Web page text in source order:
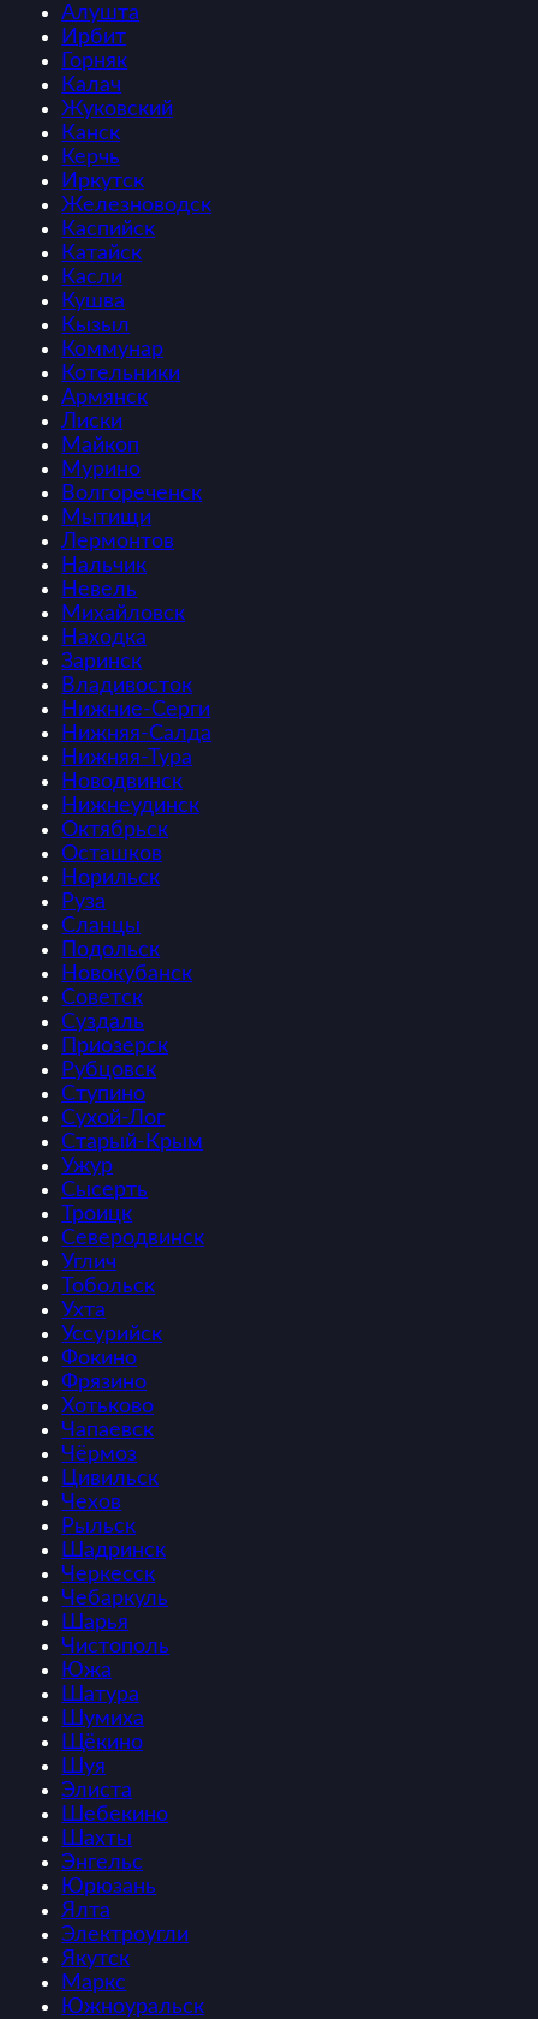
Алушта
Ирбит
Горняк
Калач
Жуковский
Канск
Керчь
Иркутск
Железноводск
Каспийск
Катайск
Касли
Кушва
Кызыл
Коммунар
Котельники
Армянск
Лиски
Майкоп
Мурино
Волгореченск
Мытищи
Лермонтов
Нальчик
Невель
Михайловск
Находка
Заринск
Владивосток
Нижние-Серги
Нижняя-Салда
Нижняя-Тура
Новодвинск
Нижнеудинск
Октябрьск
Осташков
Норильск
Руза
Сланцы
Подольск
Новокубанск
Советск
Суздаль
Приозерск
Рубцовск
Ступино
Сухой-Лог
Старый-Крым
Ужур
Сысерть
Троицк
Северодвинск
Углич
Тобольск
Ухта
Уссурийск
Фокино
Фрязино
Хотьково
Чапаевск
Чёрмоз
Цивильск
Чехов
Рыльск
Шадринск
Черкесск
Чебаркуль
Шарья
Чистополь
Южа
Шатура
Шумиха
Щёкино
Шуя
Элиста
Шебекино
Шахты
Энгельс
Юрюзань
Ялта
Электроугли
Якутск
Маркс
Южноуральск